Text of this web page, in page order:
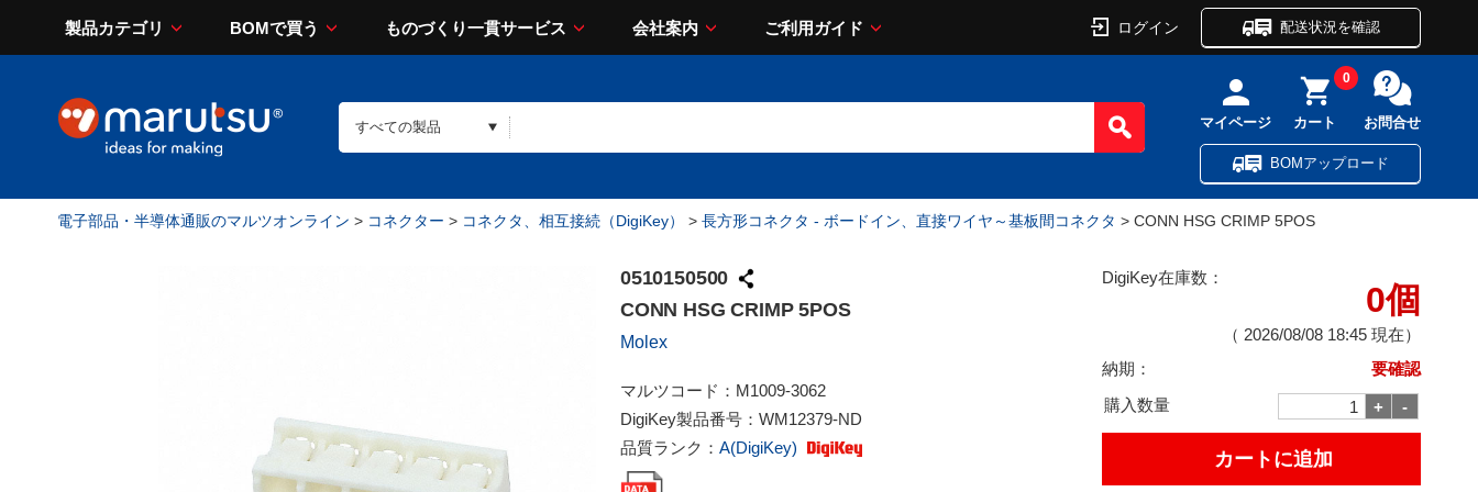
製品カテゴリ BOMで買う ものづくり一貫サービス 会社案内 ご利用ガイド ログイン 配送状況を確認
マイページ カート
0
お問合せ
BOMアップロード
電子部品・半導体通販のマルツオンライン > コネクター > コネクタ、相互接続（DigiKey） > 長方形コネクタ - ボードイン、直接ワイヤ～基板間コネクタ > CONN HSG CRIMP 5POS
0510150500
CONN HSG CRIMP 5POS
Molex
マルツコード： M1009-3062
DigiKey製品番号： WM12379-ND
品質ランク： A(DigiKey)
DigiKey在庫数：
0個
（ 2026/08/08 18:45 現在）
納期：
要確認
購入数量